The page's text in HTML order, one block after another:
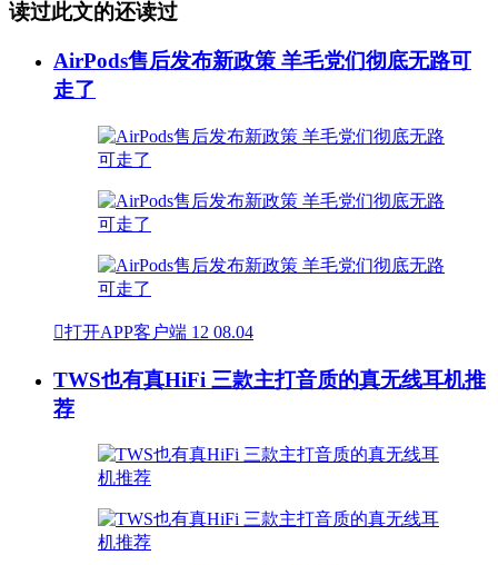
读过此文的还读过
AirPods售后发布新政策 羊毛党们彻底无路可
走了
打开APP客户端 12 08.04
TWS也有真HiFi 三款主打音质的真无线耳机推
荐